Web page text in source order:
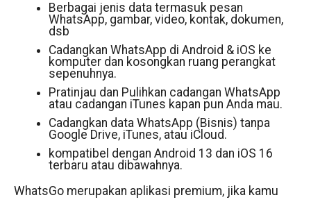
Berbagai jenis data termasuk pesan
WhatsApp, gambar, video, kontak, dokumen,
dsb
Cadangkan WhatsApp di Android & iOS ke
komputer dan kosongkan ruang perangkat
sepenuhnya.
Pratinjau dan Pulihkan cadangan WhatsApp
atau cadangan iTunes kapan pun Anda mau.
Cadangkan data WhatsApp (Bisnis) tanpa
Google Drive, iTunes, atau iCloud.
kompatibel dengan Android 13 dan iOS 16
terbaru atau dibawahnya.
WhatsGo merupakan aplikasi premium, jika kamu